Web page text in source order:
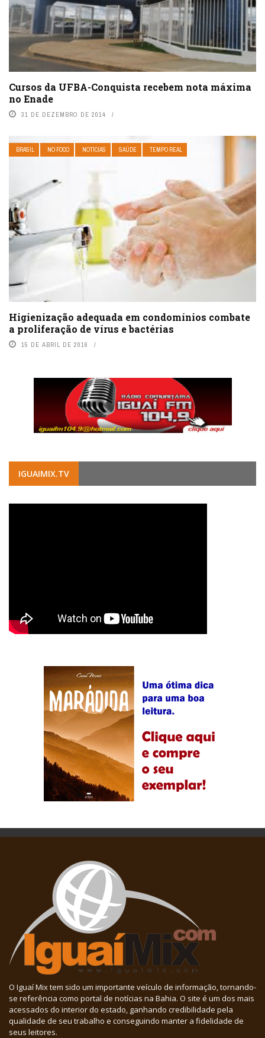
Cursos da UFBA-Conquista recebem nota máxima
no Enade
31 DE DEZEMBRO DE 2014
BRASIL NO FOCO NOTÍCIAS SAÚDE TEMPO REAL
Higienização adequada em condomínios combate
a proliferação de vírus e bactérias
15 DE ABRIL DE 2016
IGUAIMIX.TV
O Iguaí Mix tem sido um importante veículo de informação, tornando-
se referência como portal de notícias na Bahia. O site é um dos mais
acessados do interior do estado, ganhando credibilidade pela
qualidade de seu trabalho e conseguindo manter a fidelidade de
seus leitores.